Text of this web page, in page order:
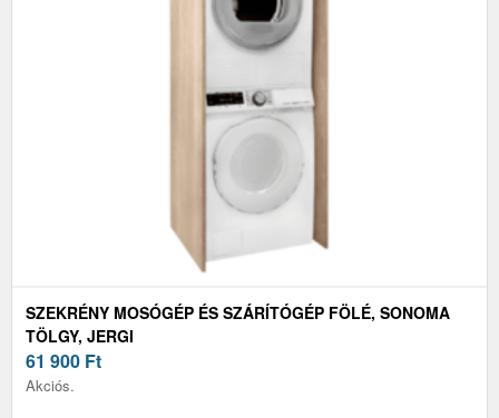
SZEKRÉNY MOSÓGÉP ÉS SZÁRÍTÓGÉP FÖLÉ, SONOMA
TÖLGY, JERGI
61 900 Ft
Akciós.